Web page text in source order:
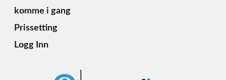
komme i gang
Prissetting
Logg Inn